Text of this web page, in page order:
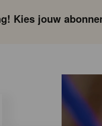
Kies jouw